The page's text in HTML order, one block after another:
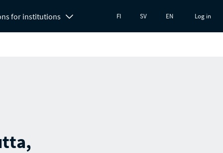
for institutions FI SV EN Log in